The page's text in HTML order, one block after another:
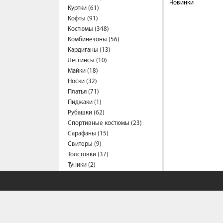
Куртки (61)
Кофты (91)
Костюмы (348)
Комбинезоны (56)
Кардиганы (13)
Леггинсы (10)
Майки (18)
Носки (32)
Платья (71)
Пиджаки (1)
Рубашки (62)
Спортивные костюмы (23)
Сарафаны (15)
Свитеры (9)
Толстовки (37)
Туники (2)
Новинки